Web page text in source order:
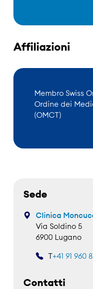
Affiliazioni
Membro Swiss
Ordine dei
(OMCT)
Sede
Clinica
Via Soldino 5
6900 Lugano
T+41 91 960
Contatti